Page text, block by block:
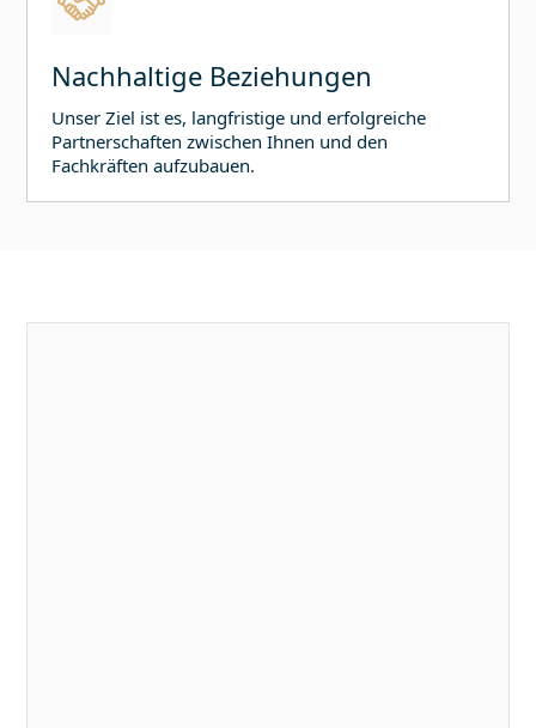
Nachhaltige Beziehungen
Unser Ziel ist es, langfristige und erfolgreiche
Partnerschaften zwischen Ihnen und den
Fachkräften aufzubauen.